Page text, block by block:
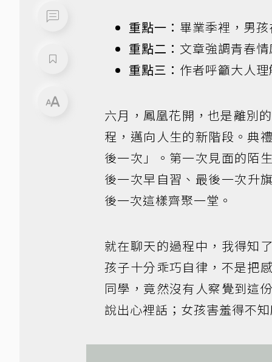
重點一： 畢業季裡，男
重點二： 文章強調青春
重點三： 作者呼籲大人
六月，鳳凰花開，也是離別
程，邁向人生的新階段。典
後一次」。第一次見面的陌
後一次早自習、最後一次升
後一次這樣齊聚一堂。
就在聊天的過程中，我得知
孩子十分乖巧自律，不是把
同學，竟然沒有人察覺到這
說出心裡話；女孩害羞得不